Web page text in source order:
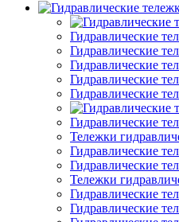
Гидравлические
Гидравлические
Гидравлические
Гидравлические
Гидравлические
Гидравлические
Тележки
Гидравлические
Гидравлические
Тележки
Гидравлические
Гидравлические